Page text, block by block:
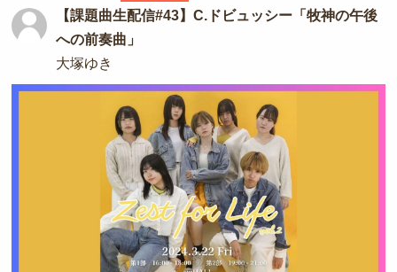
【課題曲生配信#43】C.ドビュッシー「牧神の午後
への前奏曲」
大塚ゆき